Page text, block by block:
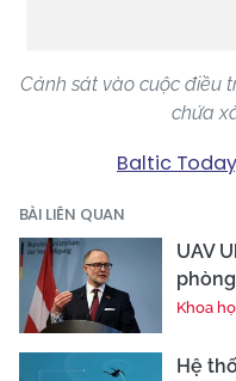
Cảnh sát vào cuộc điều
chứa
Baltic
BÀI LIÊN QUAN
UAV
Khoa
Hệ